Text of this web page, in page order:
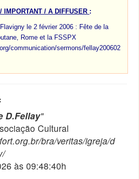
IMPORTANT / A DIFFUSER :
le 2 février 2006 : Fête de la
Rome et la FSSPX
communication/sermons/fellay200602
D.Fellay"
Cultural
bra/veritas/igreja/d
às 09:48:40h